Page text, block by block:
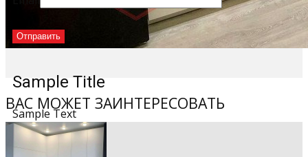
Sample Title
Sample Text
ВАС МОЖЕТ ЗАИНТЕРЕСОВАТЬ